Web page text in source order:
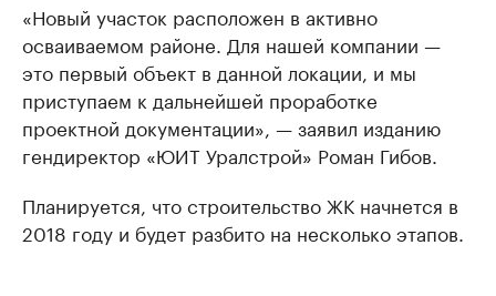
«Новый участок расположен в активно
осваиваемом районе. Для нашей компании —
это первый объект в данной локации, и мы
приступаем к дальнейшей проработке
проектной документации», — заявил изданию
гендиректор «ЮИТ Уралстрой» Роман Гибов.
Планируется, что строительство ЖК начнется в
2018 году и будет разбито на несколько этапов.